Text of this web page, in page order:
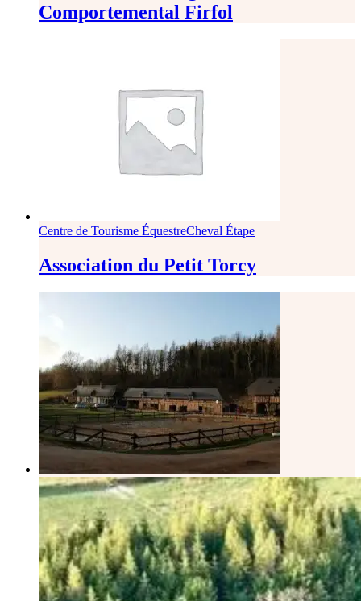
Comportemental Firfol
Centre de Tourisme ÉquestreCheval Étape
Association du Petit Torcy